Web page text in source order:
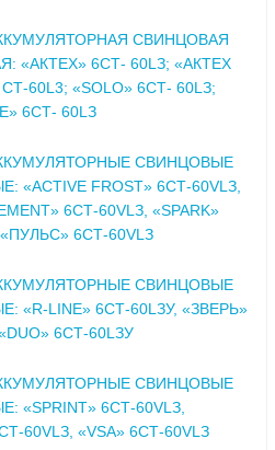
СВИНЦОВАЯ
«АКТЕХ» 6СТ- 60LЗ; «АКТЕХ
СТ-60L3; «SOLO» 6СТ- 60LЗ;
6СТ- 60LЗ
СВИНЦОВЫЕ
«ACTIVE FROST» 6СТ-60VLЗ,
6СТ-60VLЗ, «SPARK»
6СТ-60VLЗ
СВИНЦОВЫЕ
«R-LINE» 6СТ-60LЗУ, «ЗВЕРЬ»
6СТ-60LЗУ
СВИНЦОВЫЕ
«SPRINT» 6СТ-60VLЗ,
60VLЗ, «VSA» 6СТ-60VLЗ